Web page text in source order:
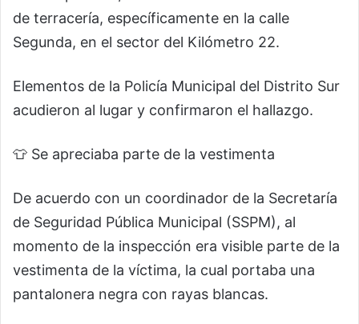
de terracería, específicamente en la calle
Segunda, en el sector del Kilómetro 22.
Elementos de la Policía Municipal del Distrito Sur
acudieron al lugar y confirmaron el hallazgo.
👕 Se apreciaba parte de la vestimenta
De acuerdo con un coordinador de la Secretaría
de Seguridad Pública Municipal (SSPM), al
momento de la inspección era visible parte de la
vestimenta de la víctima, la cual portaba una
pantalonera negra con rayas blancas.